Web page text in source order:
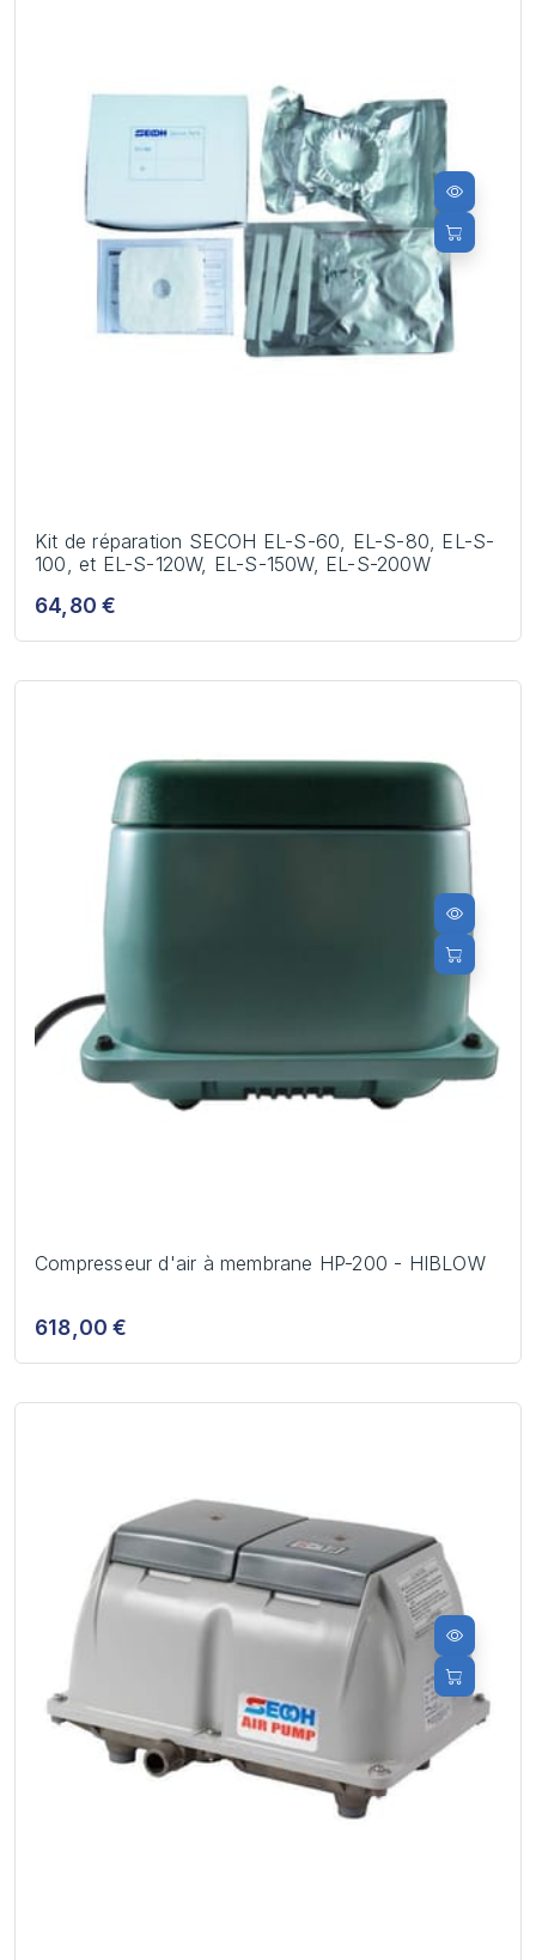
Kit de réparation SECOH EL-S-60, EL-S-80, EL-S-
100, et EL-S-120W, EL-S-150W, EL-S-200W
64,80 €
Compresseur d'air à membrane HP-200 - HIBLOW
618,00 €